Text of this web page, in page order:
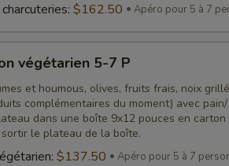
$162.50 Apéro pour 5 à 7
végétarien 5-7 P
et houmous, olives, fruits frais, noix
complémentaires du moment) avec pain/
dans une boîte 9x12 pouces en carton
le plateau de la boîte.
$137.50 Apéro pour 5 à 7